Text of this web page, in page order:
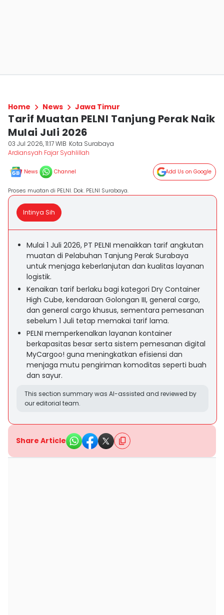
Home News Jawa Timur
Tarif Muatan PELNI Tanjung Perak Naik
Mulai Juli 2026
03 Jul 2026, 11:17 WIB Kota Surabaya
Ardiansyah Fajar Syahlillah
News Channel Add Us on Google
Proses muatan di PELNI. Dok. PELNI Surabaya.
Intinya Sih
Mulai 1 Juli 2026, PT PELNI menaikkan tarif angkutan
muatan di Pelabuhan Tanjung Perak Surabaya
untuk menjaga keberlanjutan dan kualitas layanan
logistik.
Kenaikan tarif berlaku bagi kategori Dry Container
High Cube, kendaraan Golongan III, general cargo,
dan general cargo khusus, sementara pemesanan
sebelum 1 Juli tetap memakai tarif lama.
PELNI memperkenalkan layanan kontainer
berkapasitas besar serta sistem pemesanan digital
MyCargoo! guna meningkatkan efisiensi dan
menjaga mutu pengiriman komoditas seperti buah
dan sayur.
This section summary was AI-assisted and reviewed by
our editorial team.
Share Article